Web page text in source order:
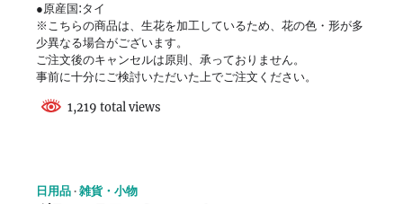
●原産国:タイ
※こちらの商品は、生花を加工しているため、花の色・形が多
少異なる場合がございます。
ご注文後のキャンセルは原則、承っておりません。
事前に十分にご検討いただいた上でご注文ください。
1,219 total views
日用品 雑貨・小物